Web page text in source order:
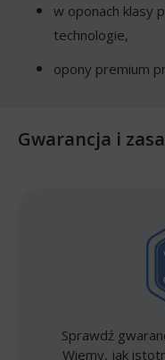
w oponach klasy
technologie,
opony premium
Gwarancja i
Sprawdź
Wiemy, jak